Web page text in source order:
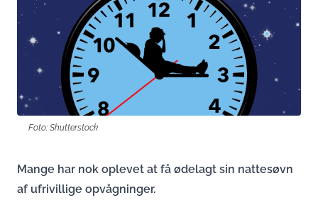
Foto: Shutterstock
Mange har nok oplevet at få ødelagt sin nattesøvn
af ufrivillige opvågninger.